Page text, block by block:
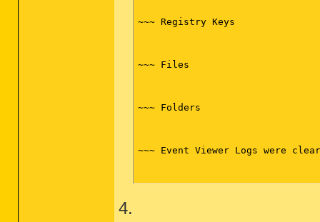
~~~ Registry Keys
~~~ Files
~~~ Folders
~~~ Event Viewer Logs were
4.